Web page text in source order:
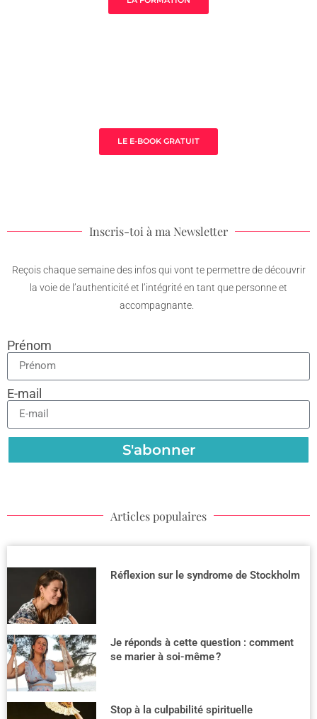
LE E-BOOK GRATUIT
Inscris-toi à ma Newsletter
Reçois chaque semaine des infos qui vont te permettre de découvrir
la voie de l’authenticité et l’intégrité en tant que personne et
accompagnante.
Prénom
E-mail
S'abonner
Articles populaires
Réflexion sur le syndrome de Stockholm
Je réponds à cette question : comment
se marier à soi-même ?
Stop à la culpabilité spirituelle